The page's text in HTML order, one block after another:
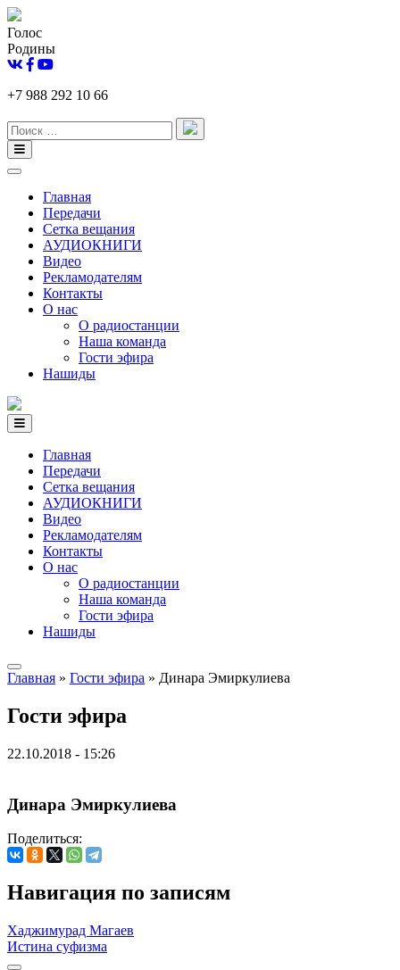
Голос
Родины
+7 988 292 10 66
Главная
Передачи
Сетка вещания
АУДИОКНИГИ
Видео
Рекламодателям
Контакты
О нас
О радиостанции
Наша команда
Гости эфира
Нашиды
Главная
Передачи
Сетка вещания
АУДИОКНИГИ
Видео
Рекламодателям
Контакты
О нас
О радиостанции
Наша команда
Гости эфира
Нашиды
Главная » Гости эфира » Динара Эмиркулиева
Гости эфира
22.10.2018 - 15:26
Динара Эмиркулиева
Поделиться:
Навигация по записям
Хаджимурад Магаев
Истина суфизма